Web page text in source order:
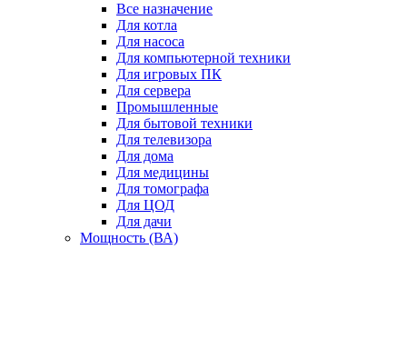
Все назначение
Для котла
Для насоса
Для компьютерной техники
Для игровых ПК
Для сервера
Промышленные
Для бытовой техники
Для телевизора
Для дома
Для медицины
Для томографа
Для ЦОД
Для дачи
Мощность (ВА)